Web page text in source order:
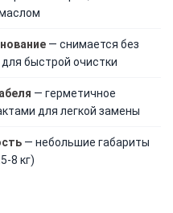
— снимается без
быстрой очистки
— герметичное
для легкой замены
— небольшие габариты
8 кг)